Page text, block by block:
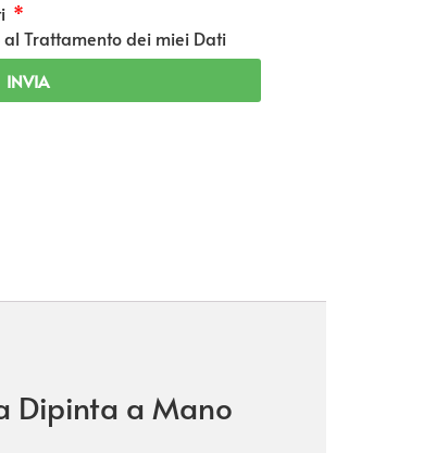
Trattamento dei miei Dati
INVIA
Dipinta a Mano